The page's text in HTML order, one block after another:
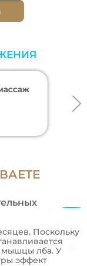
Поскольку
мышцы лба. У
эффект